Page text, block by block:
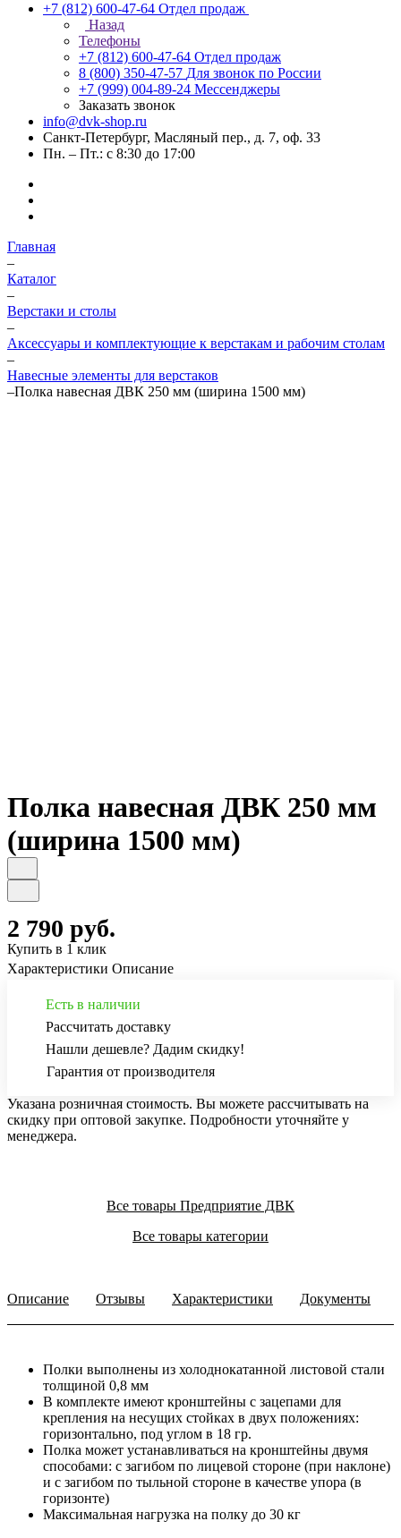
+7 (812) 600-47-64 Отдел продаж
Назад
Телефоны
+7 (812) 600-47-64 Отдел продаж
8 (800) 350-47-57 Для звонок по России
+7 (999) 004-89-24 Мессенджеры
Заказать звонок
info@dvk-shop.ru
Санкт-Петербург, Масляный пер., д. 7, оф. 33
Пн. – Пт.: с 8:30 до 17:00
Главная
–
Каталог
–
Верстаки и столы
–
Аксессуары и комплектующие к верстакам и рабочим столам
–
Навесные элементы для верстаков
–Полка навесная ДВК 250 мм (ширина 1500 мм)
Полка навесная ДВК 250 мм
(ширина 1500 мм)
2 790 руб.
Купить в 1 клик
Характеристики Описание
Есть в наличии
Рассчитать доставку
Нашли дешевле? Дадим скидку!
Гарантия от производителя
Указана розничная стоимость. Вы можете рассчитывать на
скидку при оптовой закупке. Подробности уточняйте у
менеджера.
Все товары Предприятие ДВК
Все товары категории
Описание Отзывы Характеристики Документы
Полки выполнены из холоднокатанной листовой стали
толщиной 0,8 мм
В комплекте имеют кронштейны с зацепами для
крепления на несущих стойках в двух положениях:
горизонтально, под углом в 18 гр.
Полка может устанавливаться на кронштейны двумя
способами: с загибом по лицевой стороне (при наклоне)
и с загибом по тыльной стороне в качестве упора (в
горизонте)
Максимальная нагрузка на полку до 30 кг